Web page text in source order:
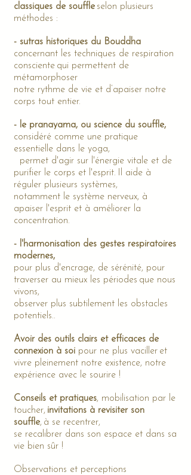
classiques de souffle selon plusieurs
méthodes :
- sutras historiques du Bouddha
concernant les techniques de respiration
consciente qui permettent de
métamorphoser
notre rythme de vie et d’apaiser notre
corps tout entier.
- le pranayama, ou science du souffle,
considéré comme une pratique
essentielle dans le yoga,
permet d'agir sur l'énergie vitale et de
purifier le corps et l'esprit.
Il aide à
réguler plusieurs systèmes,
notamment le système nerveux, à
apaiser l'esprit et à améliorer la
concentration.
- l'harmonisation des gestes respiratoires
modernes,
pour plus d'encrage, de sérénité, pour
traverser au mieux les périodes que nous
vivons,
observer plus subtilement les obstacles
potentiels..
Avoir des outils clairs et efficaces de
connexion à soi pour ne plus vaciller et
vivre pleinement notre existence, notre
expérience avec le sourire !
Conseils et pratiques, mobilisation par le
toucher, invitations à revisiter son
souffle, à se recentrer,
se recalibrer dans son espace et dans sa
vie bien sûr !
Observations et perceptions